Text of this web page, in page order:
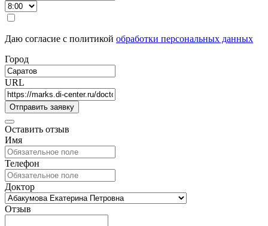
Даю согласие с политикой обработки персональных данных
Город
URL
Оставить отзыв
Имя
Телефон
Доктор
Отзыв